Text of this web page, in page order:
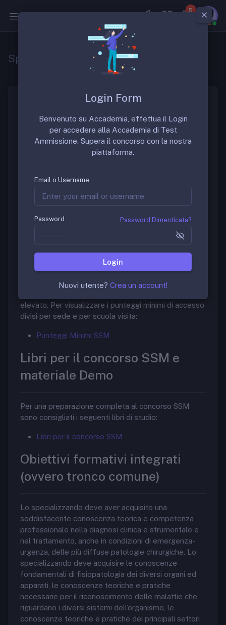
5
Specializzazione in oftalmologia
scuola di specializzazione molto ambita. La durata
della scuola è di 4 anni.
Gruppo di Discussione
Per discutere sulle sedi migliori di questa prestigiosa
scuola è possibile richiedere informazioni nel gruppo
Scuole di Specializzazione in Medicina
Punteggi Minimi di accesso
La scuola di specializzazione in “Oftalmologia” è
elevato. Per visualizzare i punteggi minimi di accesso
divisi per sede e per scuola visita:
Punteggi Minimi SSM
Libri per il concorso SSM e
materiale Demo
Per una preparazione completa al concorso SSM
sono consigliati i seguenti libri di studio:
Libri per il concorso SSM
Obiettivi formativi integrati
(ovvero tronco comune)
Lo specializzando deve aver acquisito una
soddisfacente conoscenza teorica e competenza
professionale nella diagnosi clinica e strumentale e
nel trattamento, anche in condizioni di emergenza-
urgenza, delle più diffuse patologie chirurgiche. Lo
specializzando deve acquisire le conoscenze
fondamentali di fisiopatologia dei diversi organi ed
apparati, le conoscenze teoriche e pratiche
necessarie per il riconoscimento delle malattie che
riguardano i diversi sistemi dell’organismo, le
conoscenze teoriche e pratiche dei principali settori
Login Form
Benvenuto su Accademia, effettua il Login
per accedere alla Accademia di Test
Ammissione. Supera il concorso con la nostra
piattaforma.
Email o Username
Password Password Dimenticata?
Login
Nuovi utente? Crea un account!